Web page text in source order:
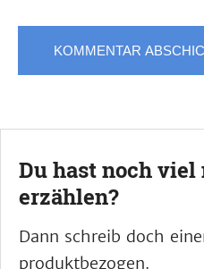
Du hast noch viel
erzählen?
Dann schreib doch
produktbezogen.